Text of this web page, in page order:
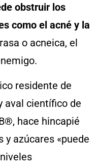
obstruir los
como el acné y la
o acneica, el
residente de
aval científico de
hace hincapié
y azúcares «puede